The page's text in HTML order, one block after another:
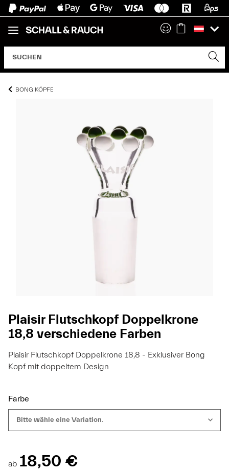
BONG KÖPFE
Plaisir Flutschkopf Doppelkrone
18,8 verschiedene Farben
Plaisir Flutschkopf Doppelkrone 18,8 - Exklusiver Bong
Kopf mit doppeltem Design
Farbe
Bitte wähle eine Variation.
ab 18,50 €